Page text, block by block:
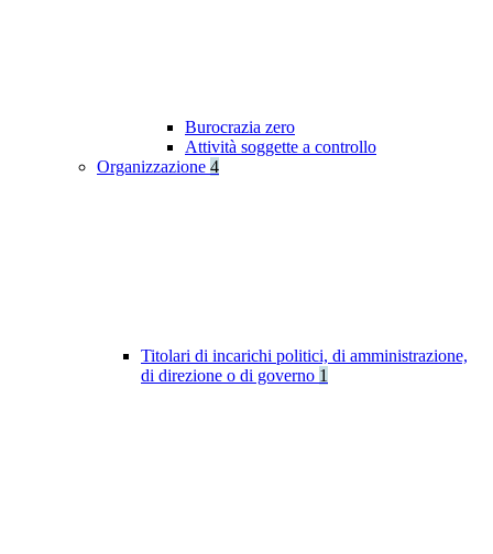
Burocrazia zero
Attività soggette a controllo
Organizzazione 4
Titolari di incarichi politici, di amministrazione,
di direzione o di governo 1